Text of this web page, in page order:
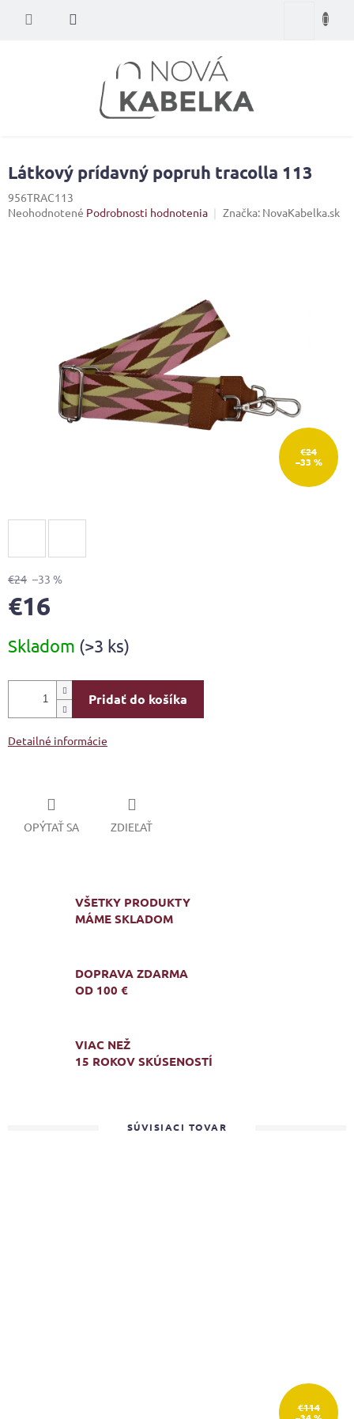
Nákupný
Látkový prídavný popruh tracolla 113
956TRAC113
Priemerné
Neohodnotené Podrobnosti hodnotenia Značka: NovaKabelka.sk
€24
–33 %
€24 –33 %
€16
cena:
Skladom (>3 ks)
Pridať do košíka
Detailné informácie
OPÝTAŤ SA ZDIEĽAŤ
VŠETKY PRODUKTY
MÁME SKLADOM
DOPRAVA ZDARMA
OD 100 €
VIAC NEŽ
15 ROKOV SKÚSENOSTÍ
SÚVISIACI TOVAR
€114